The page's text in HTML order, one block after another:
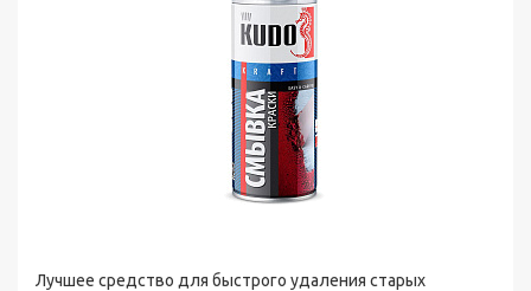
Лучшее средство для быстрого удаления старых